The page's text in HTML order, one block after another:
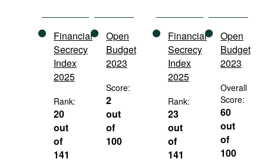
Financial
Secrecy
Index
2025
Rank:
20
out
of
141
Open
Budget
2023
Score:
2
out
of
100
Financial
Secrecy
Index
2025
Rank:
23
out
of
141
Open
Budget
2023
Overall
Score:
60
out
of
100